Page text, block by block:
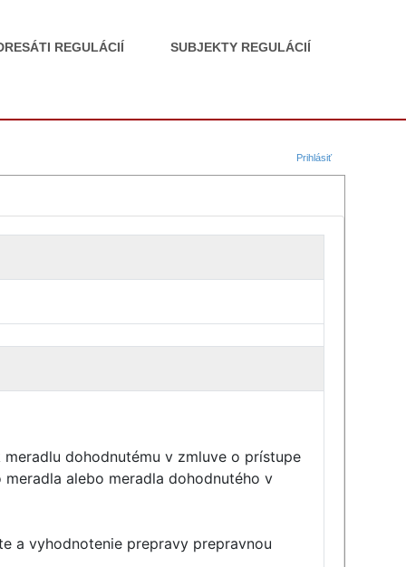
REGULÁCIÍ SUBJEKTY REGULÁCIÍ
Prihlásiť
dohodnutému v zmluve o prístupe
alebo meradla dohodnutého v
a vyhodnotenie prepravy prepravnou